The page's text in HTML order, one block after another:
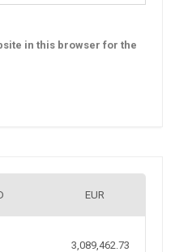
in this browser for the
EUR
3,089,462.73